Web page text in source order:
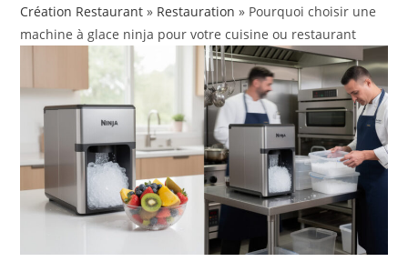
Création Restaurant » Restauration » Pourquoi choisir une
machine à glace ninja pour votre cuisine ou restaurant